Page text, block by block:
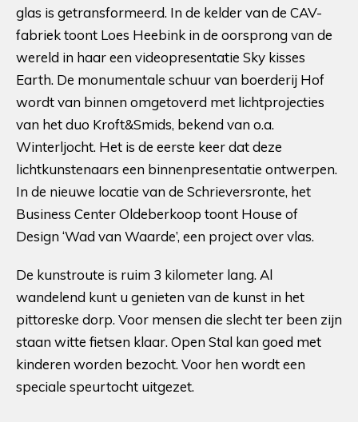
glas is getransformeerd. In de kelder van de CAV-
fabriek toont Loes Heebink in de oorsprong van de
wereld in haar een videopresentatie Sky kisses
Earth. De monumentale schuur van boerderij Hof
wordt van binnen omgetoverd met lichtprojecties
van het duo Kroft&Smids, bekend van o.a.
Winterljocht. Het is de eerste keer dat deze
lichtkunstenaars een binnenpresentatie ontwerpen.
In de nieuwe locatie van de Schrieversronte, het
Business Center Oldeberkoop toont House of
Design ‘Wad van Waarde’, een project over vlas.
De kunstroute is ruim 3 kilometer lang. Al
wandelend kunt u genieten van de kunst in het
pittoreske dorp. Voor mensen die slecht ter been zijn
staan witte fietsen klaar. Open Stal kan goed met
kinderen worden bezocht. Voor hen wordt een
speciale speurtocht uitgezet.